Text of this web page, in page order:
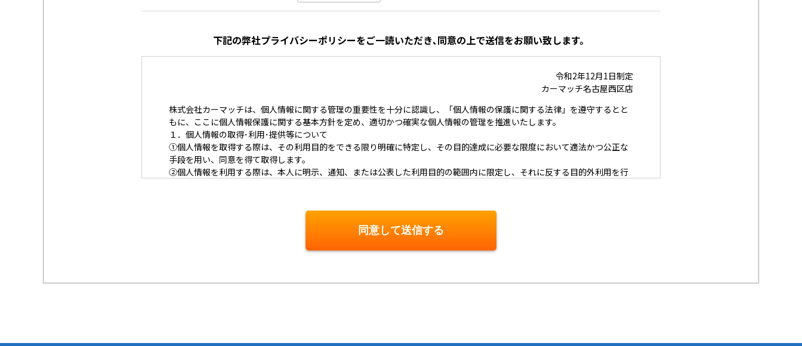
下記の弊社プライバシーポリシーをご一読いただき､同意の上で送信をお願い致します。
令和2年12月1日制定
カーマッチ名古屋西区店
株式会社カーマッチは、個人情報に関する管理の重要性を十分に認識し、「個人情報の保護に関する法律」を遵守するとと
もに、ここに個人情報保護に関する基本方針を定め、適切かつ確実な個人情報の管理を推進いたします。
１．個人情報の取得･利用･提供等について
①個人情報を取得する際は、その利用目的をできる限り明確に特定し、その目的達成に必要な限度において適法かつ公正な
手段を用い、同意を得て取得します。
②個人情報を利用する際は、本人に明示、通知、または公表した利用目的の範囲内に限定し、それに反する目的外利用を行
個人情報の正確性およびその利用の安全性を確保するため、情報セキュリティ対策を始めとする安全措置を構築し、個人情
報への不正アクセス、個人情報の漏洩、滅失または毀損等の的確な防止とセキュリティの是正に努めます。
尊重し、本人から自己情報の開示、訂正、削除、または利用もしくは提供の停止等を求められたときは、適法かつ遅滞なく
個人情報に関するお問い合わせ窓口
同意して送信する